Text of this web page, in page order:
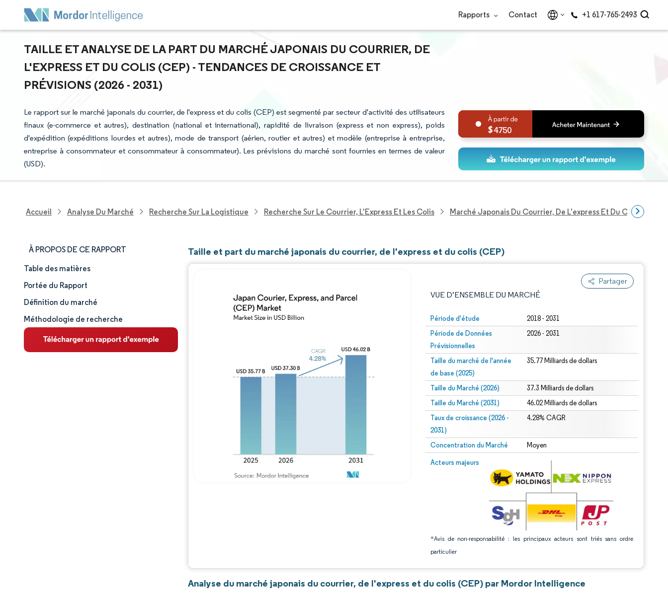
Rapports Contact +1 617-765-2493
TAILLE ET ANALYSE DE LA PART DU MARCHÉ JAPONAIS DU COURRIER, DE
L'EXPRESS ET DU COLIS (CEP) - TENDANCES DE CROISSANCE ET
PRÉVISIONS (2026 - 2031)
Le rapport sur le marché japonais du courrier, de l'express et du colis (CEP) est segmenté par secteur d'activité des utilisateurs
finaux (e-commerce et autres), destination (national et international), rapidité de livraison (express et non express), poids
d'expédition (expéditions lourdes et autres), mode de transport (aérien, routier et autres) et modèle (entreprise à entreprise,
entreprise à consommateur et consommateur à consommateur). Les prévisions du marché sont fournies en termes de valeur
(USD).
4750
Accueil Analyse Du Marché Recherche Sur La Logistique Recherche Sur Le Courrier, L'Express Et Les Colis Marché Japonais Du Courrier, De L'express Et Du Colis (CEP)
À PROPOS DE CE RAPPORT
Taille et part de marché
Analyse du marché
Tendances et perspectives
Analyse des segments
Table des matières
Portée du Rapport
Définition du marché
Méthodologie de recherche
Taille et part du marché japonais du courrier, de l'express et du colis (CEP)
Partager
VUE D’ENSEMBLE DU MARCHÉ
Période d'étude 2018 - 2031
Période de Données
Prévisionnelles
2026 - 2031
Taille du marché de l'année
de base (2025)
35.77 Milliards de dollars
Taille du Marché (2026) 37.3 Milliards de dollars
Taille du Marché (2031) 46.02 Milliards de dollars
Taux de croissance (2026 -
2031)
4.28% CAGR
Concentration du Marché Moyen
Acteurs majeurs
*Avis de non-responsabilité : les principaux acteurs sont triés sans ordre
particulier
Image © Mordor Intelligence. La réutilisation nécessite une attribution sous CC BY 4.0.
Image © Mordor Intelligence. La réutilisation nécessite une attribution sous CC BY 4.0.
Analyse du marché japonais du courrier, de l'express et du colis (CEP) par Mordor Intelligence